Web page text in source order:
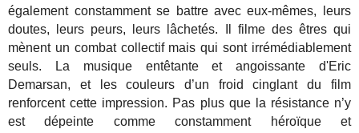
également constamment se battre avec eux-mêmes, leurs
doutes, leurs peurs, leurs lâchetés. Il filme des êtres qui
mènent un combat collectif mais qui sont irrémédiablement
seuls. La musique entêtante et angoissante d'Eric
Demarsan, et les couleurs d’un froid cinglant du film
renforcent cette impression. Pas plus que la résistance n’y
est dépeinte comme constamment héroïque et